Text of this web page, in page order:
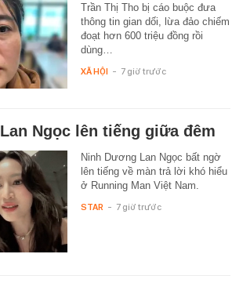
Trần Thị Tho bị cáo buộc đưa
thông tin gian dối, lừa đảo chiếm
đoạt hơn 600 triệu đồng rồi
dùng…
XÃ HỘI - 7 giờ trước
Ngọc lên tiếng giữa đêm
Ninh Dương Lan Ngọc bất ngờ
lên tiếng về màn trả lời khó hiểu
ở Running Man Việt Nam.
STAR - 7 giờ trước